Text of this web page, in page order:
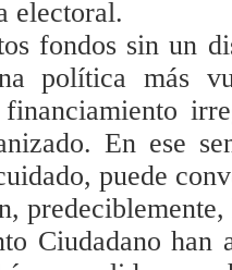
electoral.
fondos sin un
política más
En ese
puede
Ciudadano han